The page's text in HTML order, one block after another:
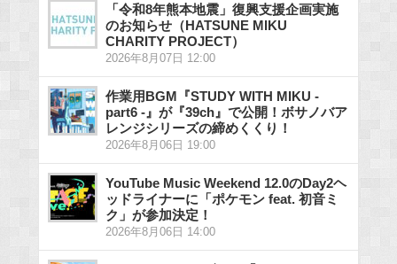
「令和8年熊本地震」復興支援企画実施
のお知らせ（HATSUNE MIKU
CHARITY PROJECT）
2026年8月07日 12:00
作業用BGM『STUDY WITH MIKU -
part6 -』が『39ch』で公開！ボサノバア
レンジシリーズの締めくくり！
2026年8月06日 19:00
YouTube Music Weekend 12.0のDay2ヘ
ッドライナーに「ポケモン feat. 初音ミ
ク」が参加決定！
2026年8月06日 14:00